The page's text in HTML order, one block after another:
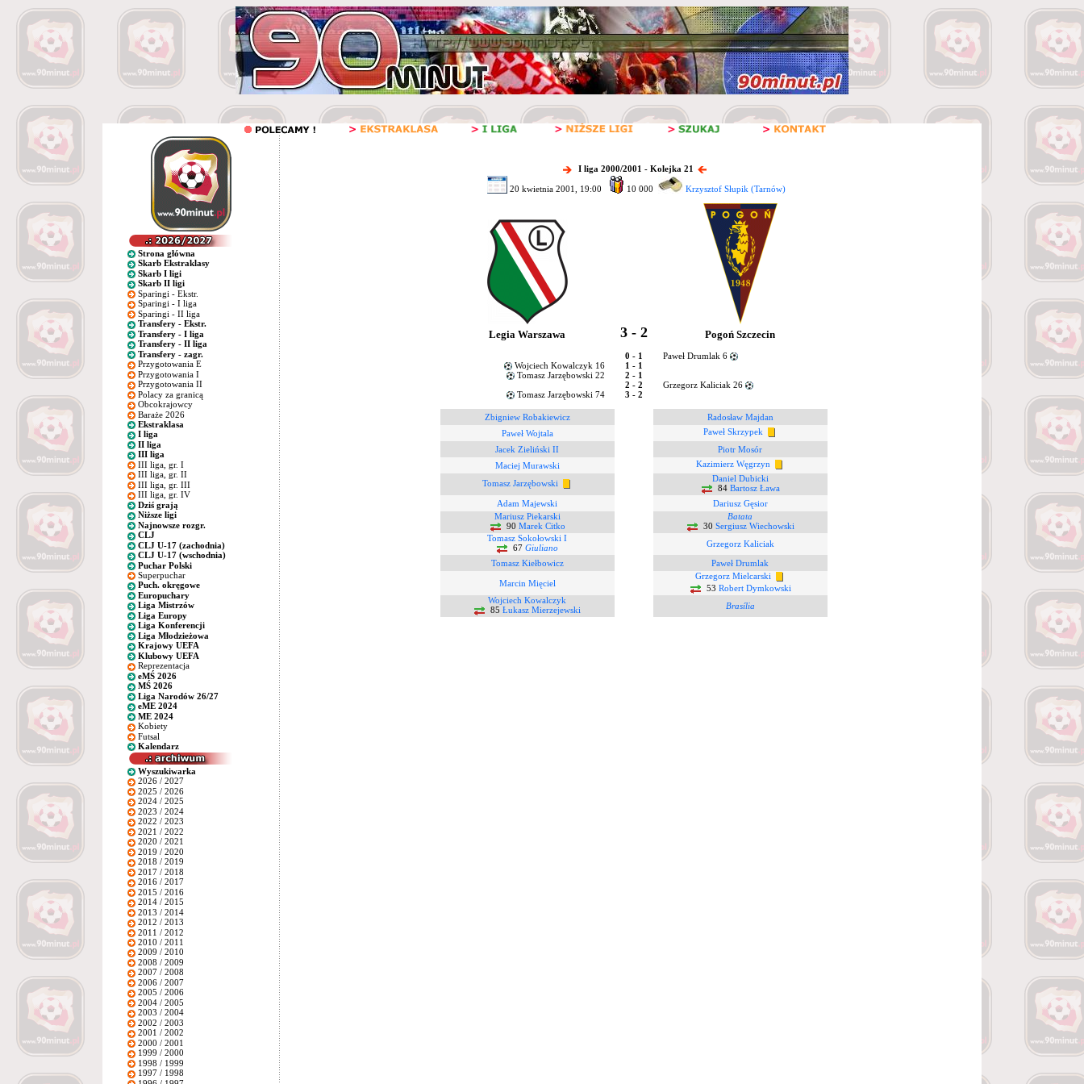
Strona główna
Skarb Ekstraklasy
Skarb I ligi
Skarb II ligi
Sparingi - Ekstr.
Sparingi - I liga
Sparingi - II liga
Transfery - Ekstr.
Transfery - I liga
Transfery - II liga
Transfery - zagr.
Przygotowania E
Przygotowania I
Przygotowania II
Polacy za granicą
Obcokrajowcy
Baraże 2026
Ekstraklasa
I liga
II liga
III liga
III liga, gr. I
III liga, gr. II
III liga, gr. III
III liga, gr. IV
Dziś grają
Niższe ligi
Najnowsze rozgr.
CLJ
CLJ U-17 (zachodnia)
CLJ U-17 (wschodnia)
Puchar Polski
Superpuchar
Puch. okręgowe
Europuchary
Liga Mistrzów
Liga Europy
Liga Konferencji
Liga Młodzieżowa
Krajowy UEFA
Klubowy UEFA
Reprezentacja
eMŚ 2026
MŚ 2026
Liga Narodów 26/27
eME 2024
ME 2024
Kobiety
Futsal
Kalendarz
Wyszukiwarka
2026 / 2027
2025 / 2026
2024 / 2025
2023 / 2024
2022 / 2023
2021 / 2022
2020 / 2021
2019 / 2020
2018 / 2019
2017 / 2018
2016 / 2017
2015 / 2016
2014 / 2015
2013 / 2014
2012 / 2013
2011 / 2012
2010 / 2011
2009 / 2010
2008 / 2009
2007 / 2008
2006 / 2007
2005 / 2006
2004 / 2005
2003 / 2004
2002 / 2003
2001 / 2002
2000 / 2001
1999 / 2000
1998 / 1999
1997 / 1998
I liga 2000/2001 - Kolejka 21
20 kwietnia 2001, 19:00 10 000 Krzysztof Słupik (Tarnów)
Legia Warszawa 3 - 2 Pogoń Szczecin
0 - 1
Paweł Drumlak 6
Wojciech Kowalczyk 16
1 - 1
Tomasz Jarzębowski 22
2 - 1
2 - 2
Grzegorz Kaliciak 26
Tomasz Jarzębowski 74
3 - 2
Zbigniew Robakiewicz
Radosław Majdan
Paweł Wojtala
Paweł Skrzypek
Jacek Zieliński II
Piotr Mosór
Maciej Murawski
Kazimierz Węgrzyn
Tomasz Jarzębowski
Daniel Dubicki
84 Bartosz Ława
Adam Majewski
Dariusz Gęsior
Mariusz Piekarski
90 Marek Citko
Batata
30 Sergiusz Wiechowski
Tomasz Sokołowski I
67 Giuliano
Grzegorz Kaliciak
Tomasz Kiełbowicz
Paweł Drumlak
Marcin Mięciel
Grzegorz Mielcarski
53 Robert Dymkowski
Wojciech Kowalczyk
85 Łukasz Mierzejewski Brasília